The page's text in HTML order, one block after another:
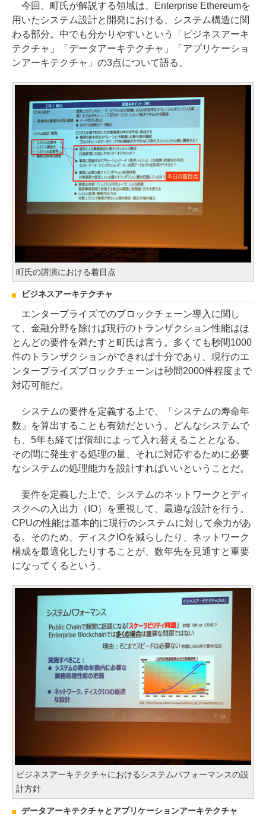
今回、町氏が解説する領域は、Enterprise Ethereumを
用いたシステム設計と開発における、システム構造に関
わる部分。中でも分かりやすいという「ビジネスアーキ
テクチャ」「データアーキテクチャ」「アプリケーショ
ンアーキテクチャ」の3点について語る。
町氏の講演における着目点
ビジネスアーキテクチャ
エンタープライズでのブロックチェーン導入に関し
て、金融分野を除けば現行のトランザクション性能はほ
とんどの要件を満たすと町氏は言う。多くても秒間1000
件のトランザクションができれば十分であり、現行のエ
ンタープライズブロックチェーンは秒間2000件程度まで
対応可能だ。
システムの要件を定義する上で、「システムの寿命年
数」を算出することも有効だという。どんなシステムで
も、5年も経てば償却によって入れ替えることとなる。
その間に発生する処理の量、それに対応するために必要
なシステムの処理能力を設計すればいいということだ。
要件を定義した上で、システムのネットワークとディ
スクへの入出力（IO）を重視して、最適な設計を行う。
CPUの性能は基本的に現行のシステムに対して余力があ
る。そのため、ディスクIOを減らしたり、ネットワーク
構成を最適化したりすることが、数年先を見通すと重要
になってくるという。
ビジネスアーキテクチャにおけるシステムパフォーマンスの設
計方針
データアーキテクチャとアプリケーションアーキテクチャ